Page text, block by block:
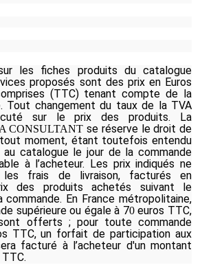
les fiches produits du catalogue
proposés sont des prix en Euros
(TTC) tenant compte de la
Tout changement du taux de la TVA
sur le prix des produits. La
CONSULTANT se réserve le droit de
moment, étant toutefois entendu
catalogue le jour de la commande
à l’acheteur. Les prix indiqués ne
les frais de livraison, facturés en
des produits achetés suivant le
En France métropolitaine,
supérieure ou égale à 70 euros TTC,
offerts ; pour toute commande
TTC,un forfait de participation aux
facturé à l’acheteur d'un montant
TTC.